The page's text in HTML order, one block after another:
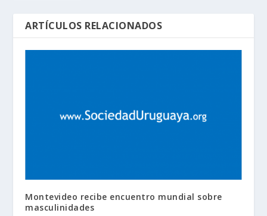
ARTÍCULOS RELACIONADOS
Montevideo recibe encuentro mundial sobre
masculinidades